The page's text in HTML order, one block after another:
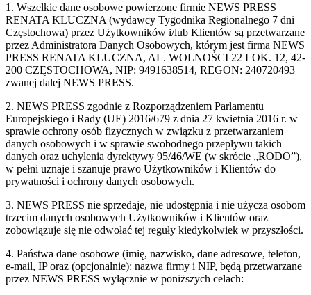
1. Wszelkie dane osobowe powierzone firmie NEWS PRESS
RENATA KLUCZNA (wydawcy Tygodnika Regionalnego 7 dni
Częstochowa) przez Użytkowników i/lub Klientów są przetwarzane
przez Administratora Danych Osobowych, którym jest firma NEWS
PRESS RENATA KLUCZNA, AL. WOLNOŚCI 22 LOK. 12, 42-
200 CZĘSTOCHOWA, NIP: 9491638514, REGON: 240720493
zwanej dalej NEWS PRESS.
2. NEWS PRESS zgodnie z Rozporządzeniem Parlamentu
Europejskiego i Rady (UE) 2016/679 z dnia 27 kwietnia 2016 r. w
sprawie ochrony osób fizycznych w związku z przetwarzaniem
danych osobowych i w sprawie swobodnego przepływu takich
danych oraz uchylenia dyrektywy 95/46/WE (w skrócie „RODO”),
w pełni uznaje i szanuje prawo Użytkowników i Klientów do
prywatności i ochrony danych osobowych.
3. NEWS PRESS nie sprzedaje, nie udostępnia i nie użycza osobom
trzecim danych osobowych Użytkowników i Klientów oraz
zobowiązuje się nie odwołać tej reguły kiedykolwiek w przyszłości.
4. Państwa dane osobowe (imię, nazwisko, dane adresowe, telefon,
e-mail, IP oraz (opcjonalnie): nazwa firmy i NIP, będą przetwarzane
przez NEWS PRESS wyłącznie w poniższych celach: